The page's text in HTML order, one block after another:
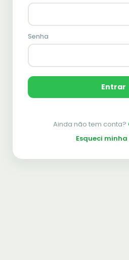
Senha
Entrar
Ainda não tem conta?
Esqueci